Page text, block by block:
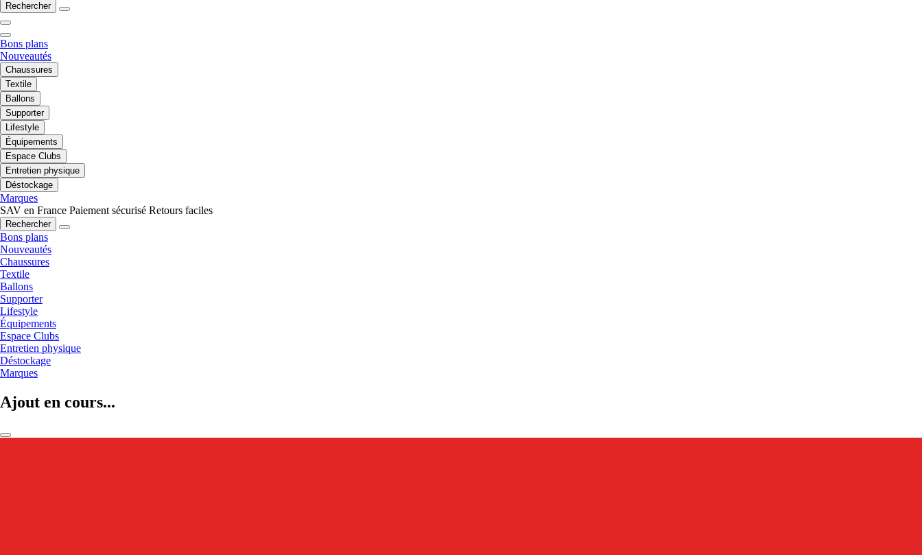
Rechercher
Bons plans
Nouveautés
Chaussures
Textile
Ballons
Supporter
Lifestyle
Équipements
Espace Clubs
Entretien physique
Déstockage
Marques
SAV en France Paiement sécurisé Retours faciles
Rechercher
Bons plans
Nouveautés
Chaussures
Textile
Ballons
Supporter
Lifestyle
Équipements
Espace Clubs
Entretien physique
Déstockage
Marques
Ajout en cours...